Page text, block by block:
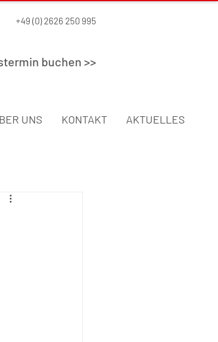
+49 (0) 2626 250 995
buchen >>
UNS KONTAKT AKTUELLES